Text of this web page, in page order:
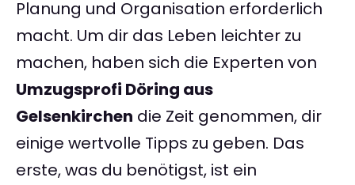
Planung und Organisation erforderlich
macht. Um dir das Leben leichter zu
machen, haben sich die Experten von
Umzugsprofi Döring aus
Gelsenkirchen die Zeit genommen, dir
einige wertvolle Tipps zu geben. Das
erste, was du benötigst, ist ein